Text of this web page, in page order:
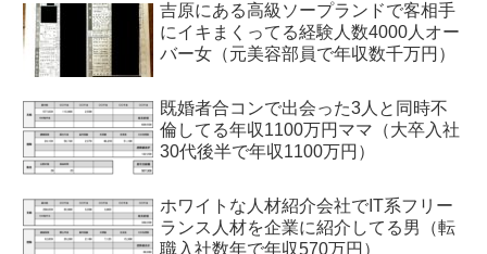
吉原にある高級ソープランドで客相手
にイキまくってる経験人数4000人オー
バー女（元美容部員で年収数千万円）
既婚者合コンで出会った3人と同時不
倫してる年収1100万円ママ（大卒入社
30代後半で年収1100万円）
ホワイトな人材紹介会社でIT系フリー
ランス人材を企業に紹介してる男（転
職入社数年で年収570万円）